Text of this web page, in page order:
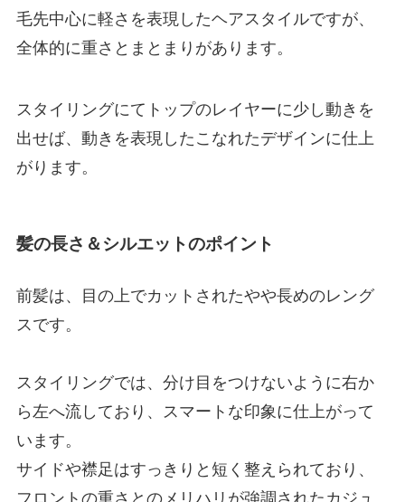
毛先中心に軽さを表現したヘアスタイルですが、
全体的に重さとまとまりがあります。
スタイリングにてトップのレイヤーに少し動きを
出せば、動きを表現したこなれたデザインに仕上
がります。
髪の長さ＆シルエットのポイント
前髪は、目の上でカットされたやや長めのレング
スです。
スタイリングでは、分け目をつけないように右か
ら左へ流しており、スマートな印象に仕上がって
います。
サイドや襟足はすっきりと短く整えられており、